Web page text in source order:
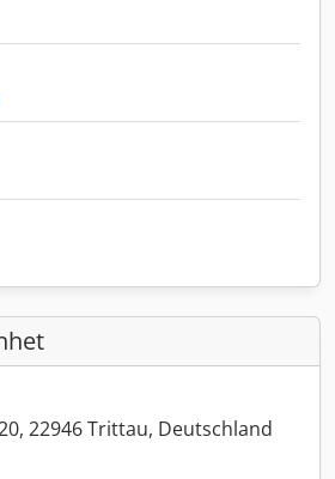
22946 Trittau, Deutschland